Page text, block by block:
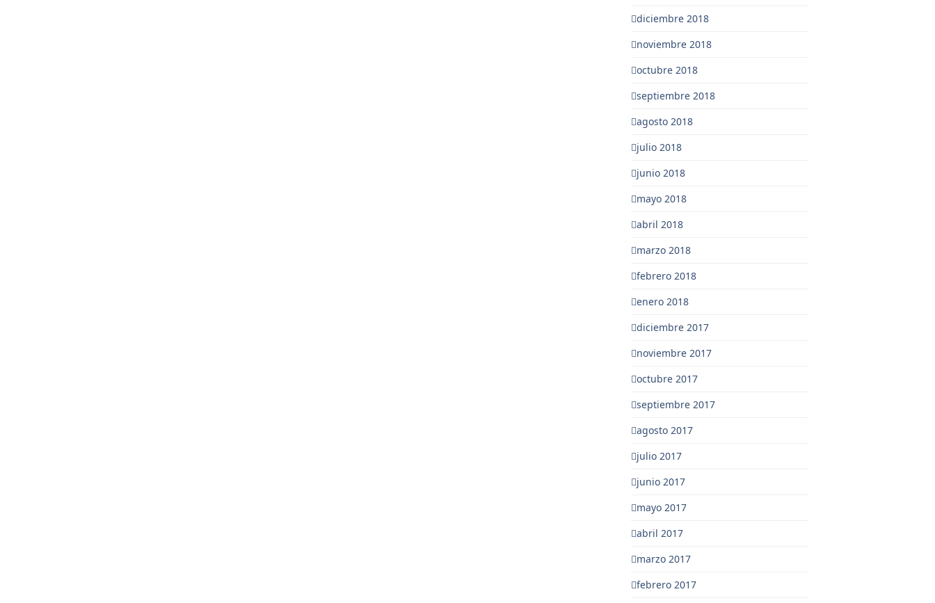
diciembre 2018
noviembre 2018
octubre 2018
septiembre 2018
agosto 2018
julio 2018
junio 2018
mayo 2018
abril 2018
marzo 2018
febrero 2018
enero 2018
diciembre 2017
noviembre 2017
octubre 2017
septiembre 2017
agosto 2017
julio 2017
junio 2017
mayo 2017
abril 2017
marzo 2017
febrero 2017